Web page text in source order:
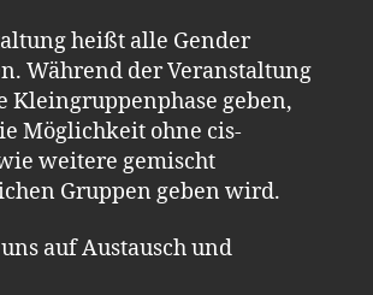
heißt alle Gender
Während der Veranstaltung
Kleingruppenphase geben,
Möglichkeit ohne cis-
weitere gemischt
Gruppen geben wird.
auf Austausch und